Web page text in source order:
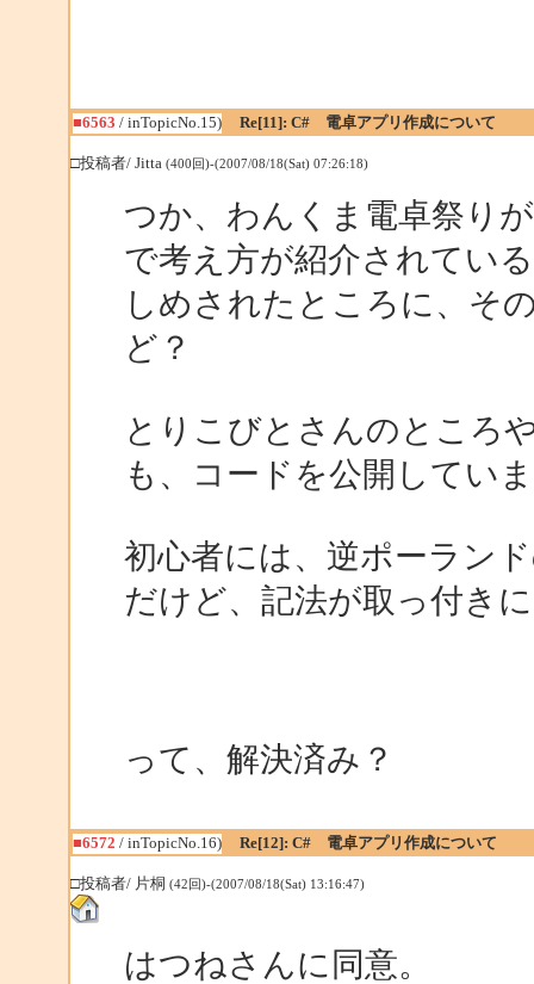
■6563 / inTopicNo.15) Re[11]: C# 電卓アプリ作成について
□投稿者/ Jitta (400回)-(2007/08/18(Sat) 07:26:18)
つか、わんくま電卓祭り
で考え方が紹介されてい
しめされたところに、そ
ど？
とりこびとさんのところ
も、コードを公開してい
初心者には、逆ポーラン
だけど、記法が取っ付き
って、解決済み？
■6572 / inTopicNo.16) Re[12]: C# 電卓アプリ作成について
□投稿者/ 片桐 (42回)-(2007/08/18(Sat) 13:16:47)
はつねさんに同意。